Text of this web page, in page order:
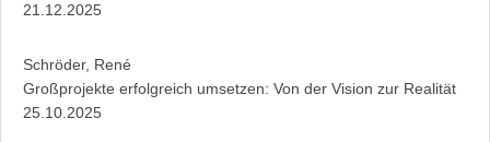
21.12.2025
Schröder, René
Großprojekte erfolgreich umsetzen: Von der Vision zur Realität
25.10.2025